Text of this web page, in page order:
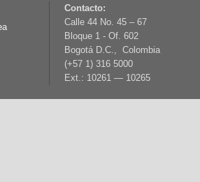
Contacto:
Calle 44 No. 45 – 67
Bloque 1 - Of. 602
Bogotá D.C., Colombia
(+57 1) 316 5000
Ext.: 10261 — 10265